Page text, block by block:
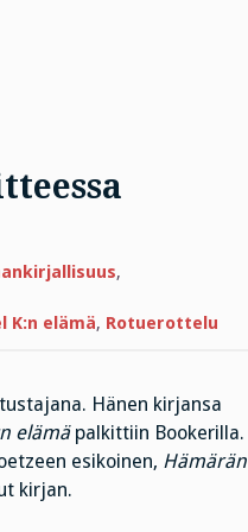
,
K:n elämä, Rotuerottelu
Hänen kirjansa
elämäpalkittiin Bookerilla.
esikoinen, Hämärän
kirjan.